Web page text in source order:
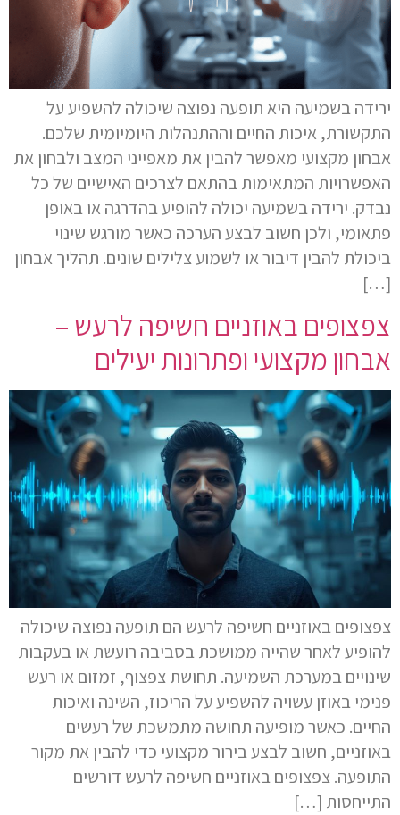
ירידה בשמיעה היא תופעה נפוצה שיכולה להשפיע על
התקשורת, איכות החיים וההתנהלות היומיומית שלכם.
אבחון מקצועי מאפשר להבין את מאפייני המצב ולבחון את
האפשרויות המתאימות בהתאם לצרכים האישיים של כל
נבדק. ירידה בשמיעה יכולה להופיע בהדרגה או באופן
פתאומי, ולכן חשוב לבצע הערכה כאשר מורגש שינוי
ביכולת להבין דיבור או לשמוע צלילים שונים. תהליך אבחון
[…]
צפצופים באוזניים חשיפה לרעש –
אבחון מקצועי ופתרונות יעילים
צפצופים באוזניים חשיפה לרעש הם תופעה נפוצה שיכולה
להופיע לאחר שהייה ממושכת בסביבה רועשת או בעקבות
שינויים במערכת השמיעה. תחושת צפצוף, זמזום או רעש
פנימי באוזן עשויה להשפיע על הריכוז, השינה ואיכות
החיים. כאשר מופיעה תחושה מתמשכת של רעשים
באוזניים, חשוב לבצע בירור מקצועי כדי להבין את מקור
התופעה. צפצופים באוזניים חשיפה לרעש דורשים
התייחסות […]